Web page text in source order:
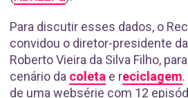
Para discutir esses dados, o
convidou o diretor-presidente da
Roberto Vieira da Silva Filho,
cenário da coleta e reciclagem
de uma websérie com 12